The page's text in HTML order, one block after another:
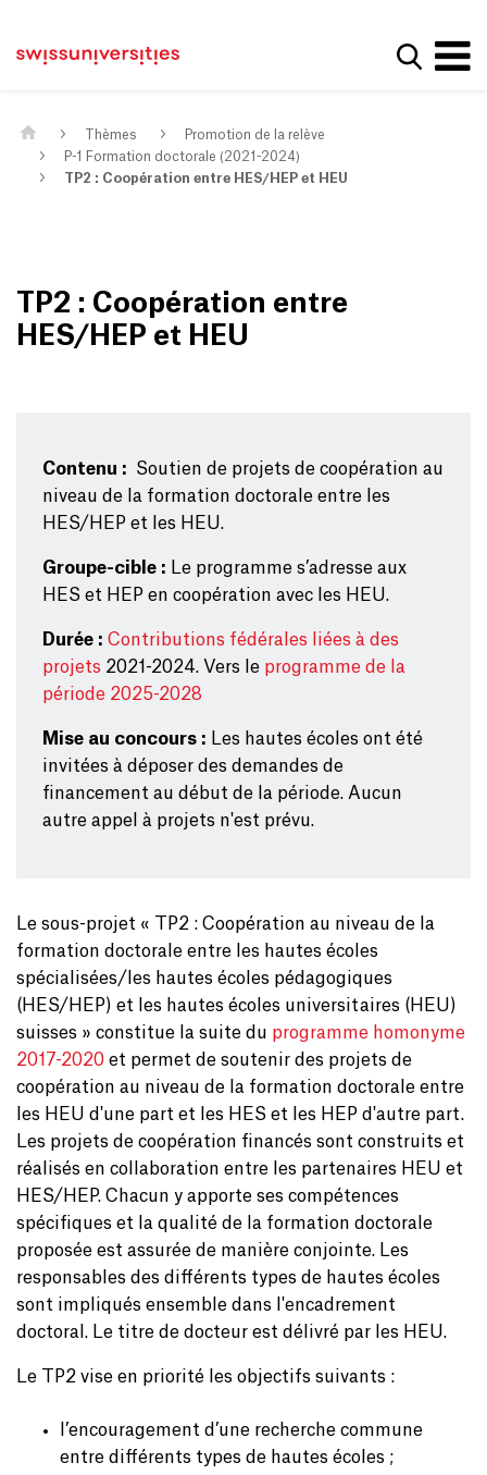
Main Navigation
Contenu
Méta-navigation
Afficher
Thèmes
Promotion de la relève
P-1 Formation doctorale (2021-2024)
TP2 : Coopération entre HES/HEP et HEU
TP2 : Coopération entre
HES/HEP et HEU
Contenu :
Soutien de projets de coopération au
niveau de la formation doctorale entre les
HES/HEP et les HEU.
Groupe-cible : Le programme s’adresse aux
HES et HEP en coopération avec les HEU.
Durée : Contributions fédérales liées à des
projets 2021-2024. Vers le programme de la
période 2025-2028
Mise au concours : Les hautes écoles ont été
invitées à déposer des demandes de
financement au début de la période. Aucun
autre appel à projets n'est prévu.
Le sous-projet « TP2 : Coopération au niveau de la
formation doctorale entre les hautes écoles
spécialisées/les hautes écoles pédagogiques
(HES/HEP) et les hautes écoles universitaires (HEU)
suisses » constitue la suite du programme homonyme
2017-2020 et permet de soutenir des projets de
coopération au niveau de la formation doctorale entre
les HEU d'une part et les HES et les HEP d'autre part.
Les projets de coopération financés sont construits et
réalisés en collaboration entre les partenaires HEU et
HES/HEP. Chacun y apporte ses compétences
spécifiques et la qualité de la formation doctorale
proposée est assurée de manière conjointe. Les
responsables des différents types de hautes écoles
sont impliqués ensemble dans l'encadrement
doctoral. Le titre de docteur est délivré par les HEU.
Le TP2 vise en priorité les objectifs suivants :
l’encouragement d’une recherche commune
entre différents types de hautes écoles ;